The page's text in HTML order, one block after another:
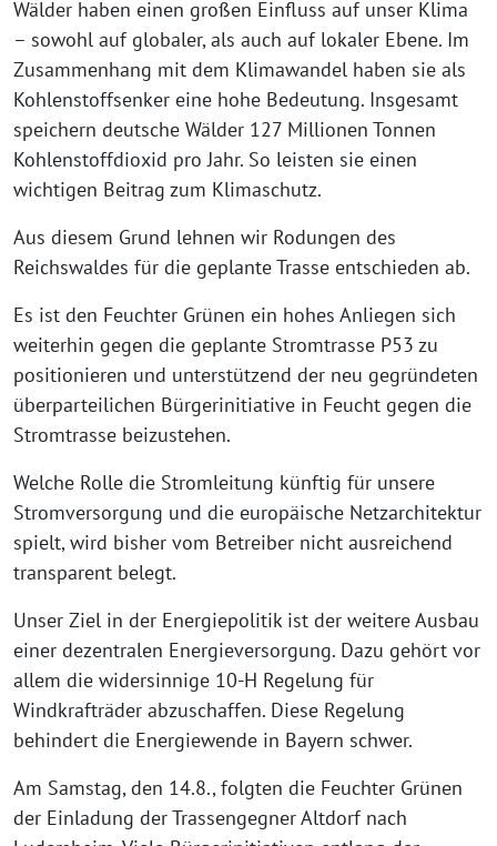
Wälder haben einen großen Einfluss auf unser Klima
– sowohl auf globaler, als auch auf lokaler Ebene. Im
Zusammenhang mit dem Klimawandel haben sie als
Kohlenstoffsenker eine hohe Bedeutung. Insgesamt
speichern deutsche Wälder 127 Millionen Tonnen
Kohlenstoffdioxid pro Jahr. So leisten sie einen
wichtigen Beitrag zum Klimaschutz.
Aus diesem Grund lehnen wir Rodungen des
Reichswaldes für die geplante Trasse entschieden ab.
Es ist den Feuchter Grünen ein hohes Anliegen sich
weiterhin gegen die geplante Stromtrasse P53 zu
positionieren und unterstützend der neu gegründeten
überparteilichen Bürgerinitiative in Feucht gegen die
Stromtrasse beizustehen.
Welche Rolle die Stromleitung künftig für unsere
Stromversorgung und die europäische Netzarchitektur
spielt, wird bisher vom Betreiber nicht ausreichend
transparent belegt.
Unser Ziel in der Energiepolitik ist der weitere Ausbau
einer dezentralen Energieversorgung. Dazu gehört vor
allem die widersinnige 10-H Regelung für
Windkrafträder abzuschaffen. Diese Regelung
behindert die Energiewende in Bayern schwer.
Am Samstag, den 14.8., folgten die Feuchter Grünen
der Einladung der Trassengegner Altdorf nach